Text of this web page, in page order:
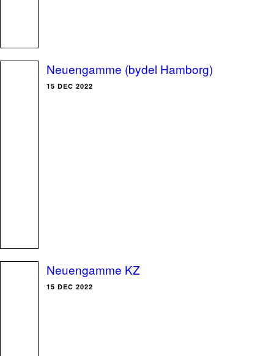
Neuengamme (bydel Hamborg)
15 DEC 2022
Neuengamme KZ
15 DEC 2022